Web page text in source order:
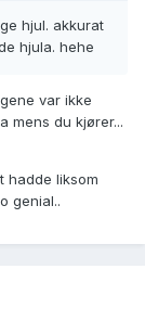
hjul. akkurat
hjula. hehe
var ikke
mens du kjører...
hadde liksom
genial..